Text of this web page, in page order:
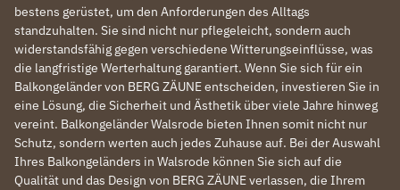
bestens gerüstet, um den Anforderungen des Alltags
standzuhalten. Sie sind nicht nur pflegeleicht, sondern auch
widerstandsfähig gegen verschiedene Witterungseinflüsse, was
die langfristige Werterhaltung garantiert. Wenn Sie sich für ein
Balkongeländer von BERG ZÄUNE entscheiden, investieren Sie in
eine Lösung, die Sicherheit und Ästhetik über viele Jahre hinweg
vereint. Balkongeländer Walsrode bieten Ihnen somit nicht nur
Schutz, sondern werten auch jedes Zuhause auf. Bei der Auswahl
Ihres Balkongeländers in Walsrode können Sie sich auf die
Qualität und das Design von BERG ZÄUNE verlassen, die Ihrem